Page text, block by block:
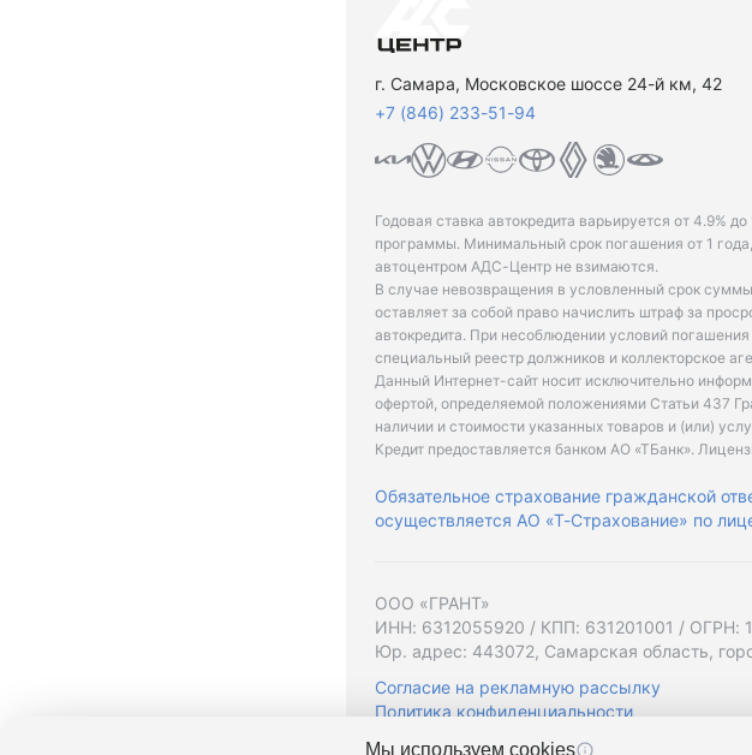
г. Самара, Московское шоссе 24-й км, 42
+7 (846) 233-51-94
Годовая ставка автокредита варьируется от 4.9%
программы. Минимальный срок погашения от 1
автоцентром АДС-Центр не взимаются.
В случае невозвращения в условленный срок
оставляет за собой право начислить штраф за
автокредита. При несоблюдении условий
специальный реестр должников и коллекторское
Данный Интернет-сайт носит исключительно
офертой, определяемой положениями Статьи 437
наличии и стоимости указанных товаров и (или)
Кредит предоставляется банком АО «ТБанк».
Обязательное страхование гражданской
осуществляется АО «Т-Страхование» по
ООО «ГРАНТ»
ИНН: 6312055920 / КПП: 631201001 / ОГРН:
Юр. адрес: 443072, Самарская область,
Согласие на рекламную рассылку
Политика конфиденциальности
Мы используем cookies